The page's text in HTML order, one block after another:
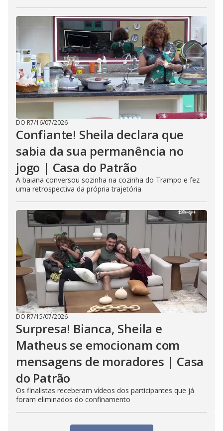
DO R7/16/07/2026
Confiante! Sheila declara que
sabia da sua permanência no
jogo | Casa do Patrão
A baiana conversou sozinha na cozinha do Trampo e fez
uma retrospectiva da própria trajetória
DO R7/15/07/2026
Surpresa! Bianca, Sheila e
Matheus se emocionam com
mensagens de moradores | Casa
do Patrão
Os finalistas receberam vídeos dos participantes que já
foram eliminados do confinamento